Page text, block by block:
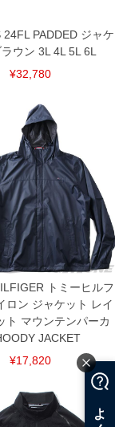
ございます。予めご了承
で店頭での売り違い、店
しまう場合がございま
しあった場合速やかにご
24FL PADDED ジャケ
ウン 3L 4L 5L 6L
¥32,780
トミーヒルフ
ロン ジャケット レイ
ト マウンテンパーカ
JACKET
¥17,820